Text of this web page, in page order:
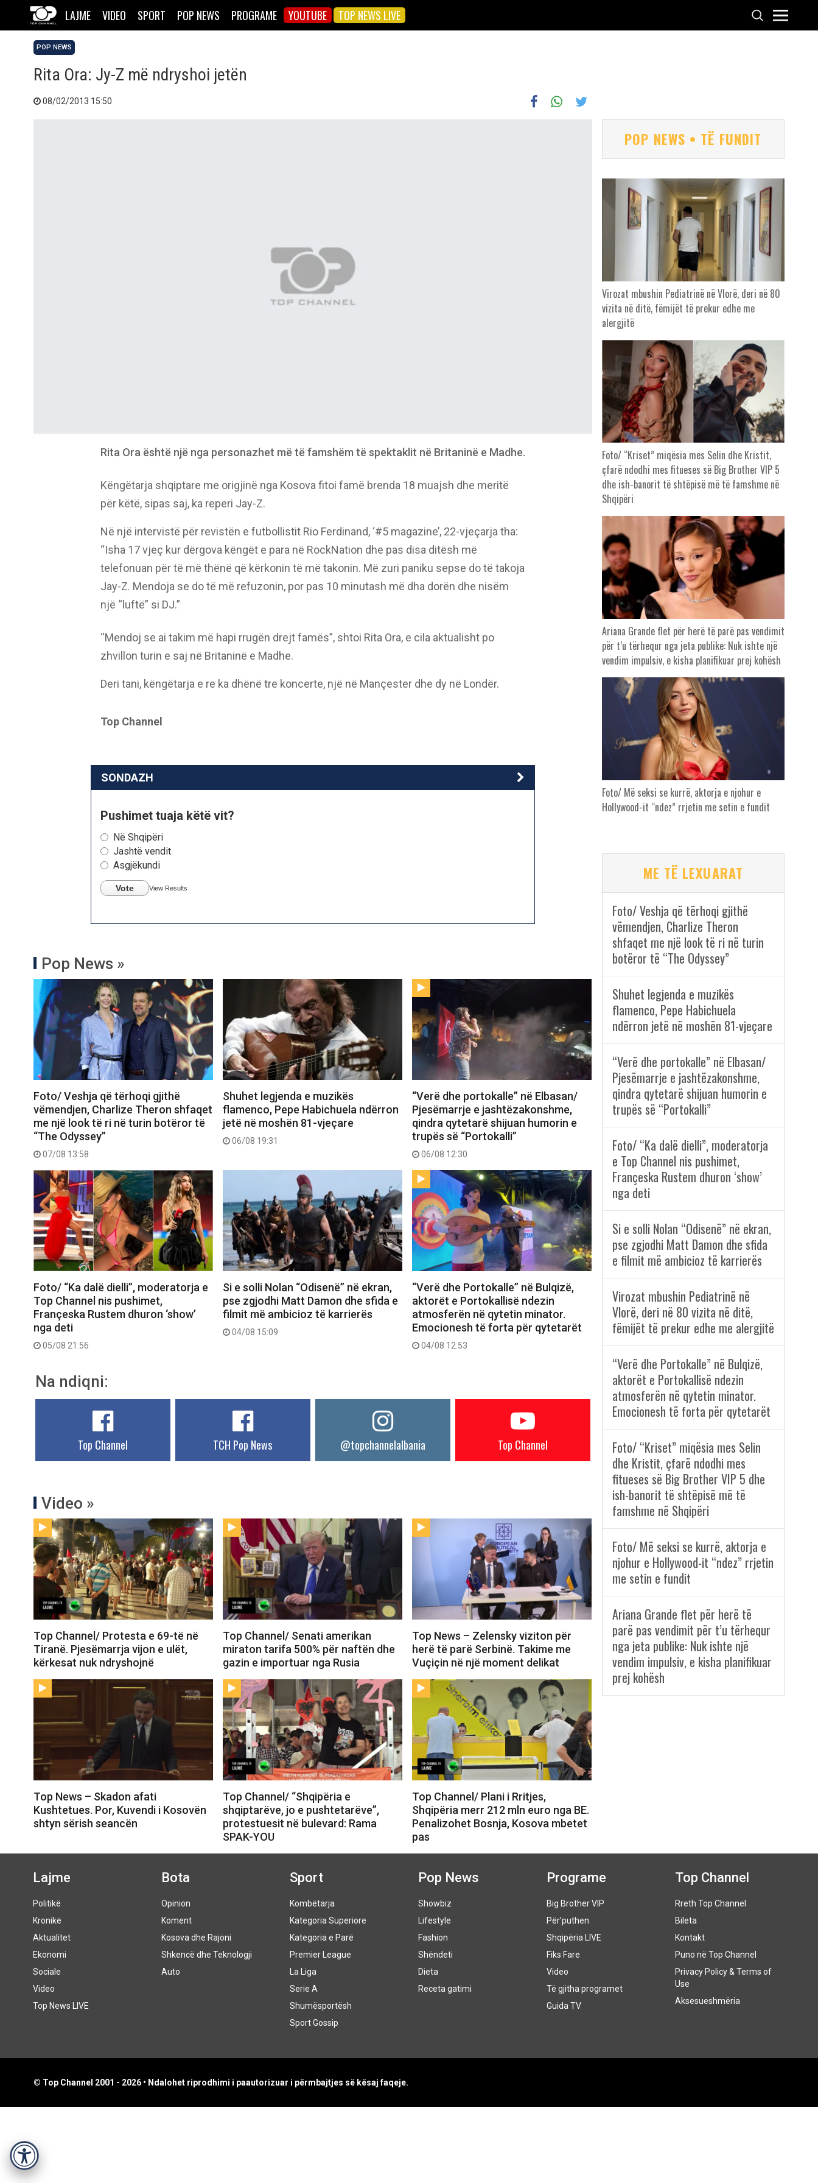
LAJME VIDEO SPORT POP NEWS PROGRAME YOUTUBE TOP NEWS LIVE
Accessibility
POP NEWS
Rita Ora: Jy-Z më ndryshoi jetën
08/02/2013 15:50
Rita Ora është një nga personazhet më të famshëm të spektaklit në Britaninë e Madhe.
Këngëtarja shqiptare me origjinë nga Kosova fitoi famë brenda 18 muajsh dhe meritë
për këtë, sipas saj, ka reperi Jay-Z.
Në një intervistë për revistën e futbollistit Rio Ferdinand, ‘#5 magazine’, 22-vjeçarja tha:
“Isha 17 vjeç kur dërgova këngët e para në RockNation dhe pas disa ditësh më
telefonuan për të më thënë që kërkonin të më takonin. Më zuri paniku sepse do të takoja
Jay-Z. Mendoja se do të më refuzonin, por pas 10 minutash më dha dorën dhe nisëm
një “luftë” si DJ.”
“Mendoj se ai takim më hapi rrugën drejt famës”, shtoi Rita Ora, e cila aktualisht po
zhvillon turin e saj në Britaninë e Madhe.
Deri tani, këngëtarja e re ka dhënë tre koncerte, një në Mançester dhe dy në Londër.
Top Channel
SONDAZH
Pushimet tuaja këtë vit?
Në Shqipëri
Jashtë vendit
Asgjëkundi
Vote View Results
Pop News »
Foto/ Veshja që tërhoqi gjithë
vëmendjen, Charlize Theron shfaqet
me një look të ri në turin botëror të
“The Odyssey”
07/08 13:58
Shuhet legjenda e muzikës
flamenco, Pepe Habichuela ndërron
jetë në moshën 81-vjeçare
06/08 19:31
“Verë dhe portokalle” në Elbasan/
Pjesëmarrje e jashtëzakonshme,
qindra qytetarë shijuan humorin e
trupës së “Portokalli”
06/08 12:30
Foto/ “Ka dalë dielli”, moderatorja e
Top Channel nis pushimet,
Françeska Rustem dhuron ‘show’
nga deti
05/08 21:56
Si e solli Nolan “Odisenë” në ekran,
pse zgjodhi Matt Damon dhe sfida e
filmit më ambicioz të karrierës
04/08 15:09
“Verë dhe Portokalle” në Bulqizë,
aktorët e Portokallisë ndezin
atmosferën në qytetin minator.
Emocionesh të forta për qytetarët
04/08 12:53
Na ndiqni:
Top Channel TCH Pop News @topchannelalbania Top Channel
Video »
Top Channel/ Protesta e 69-të në
Tiranë. Pjesëmarrja vijon e ulët,
kërkesat nuk ndryshojnë
Top Channel/ Senati amerikan
miraton tarifa 500% për naftën dhe
gazin e importuar nga Rusia
Top News – Zelensky viziton për
herë të parë Serbinë. Takime me
Vuçiçin në një moment delikat
Top News – Skadon afati
Kushtetues. Por, Kuvendi i Kosovën
shtyn sërish seancën
Top Channel/ “Shqipëria e
shqiptarëve, jo e pushtetarëve”,
protestuesit në bulevard: Rama
SPAK-YOU
Top Channel/ Plani i Rritjes,
Shqipëria merr 212 mln euro nga BE.
Penalizohet Bosnja, Kosova mbetet
pas
POP NEWS • TË FUNDIT
Virozat mbushin Pediatrinë në Vlorë, deri në 80
vizita në ditë, fëmijët të prekur edhe me
alergjitë
Foto/ “Kriset” miqësia mes Selin dhe Kristit,
çfarë ndodhi mes fitueses së Big Brother VIP 5
dhe ish-banorit të shtëpisë më të famshme në
Shqipëri
Ariana Grande flet për herë të parë pas vendimit
për t’u tërhequr nga jeta publike: Nuk ishte një
vendim impulsiv, e kisha planifikuar prej kohësh
Foto/ Më seksi se kurrë, aktorja e njohur e
Hollywood-it “ndez” rrjetin me setin e fundit
ME TË LEXUARAT
Foto/ Veshja që tërhoqi gjithë
vëmendjen, Charlize Theron
shfaqet me një look të ri në turin
botëror të “The Odyssey”
Shuhet legjenda e muzikës
flamenco, Pepe Habichuela
ndërron jetë në moshën 81-vjeçare
“Verë dhe portokalle” në Elbasan/
Pjesëmarrje e jashtëzakonshme,
qindra qytetarë shijuan humorin e
trupës së “Portokalli”
Foto/ “Ka dalë dielli”, moderatorja
e Top Channel nis pushimet,
Françeska Rustem dhuron ‘show’
nga deti
Si e solli Nolan “Odisenë” në ekran,
pse zgjodhi Matt Damon dhe sfida
e filmit më ambicioz të karrierës
Virozat mbushin Pediatrinë në
Vlorë, deri në 80 vizita në ditë,
fëmijët të prekur edhe me alergjitë
“Verë dhe Portokalle” në Bulqizë,
aktorët e Portokallisë ndezin
atmosferën në qytetin minator.
Emocionesh të forta për qytetarët
Foto/ “Kriset” miqësia mes Selin
dhe Kristit, çfarë ndodhi mes
fitueses së Big Brother VIP 5 dhe
ish-banorit të shtëpisë më të
famshme në Shqipëri
Foto/ Më seksi se kurrë, aktorja e
njohur e Hollywood-it “ndez” rrjetin
me setin e fundit
Ariana Grande flet për herë të
parë pas vendimit për t’u tërhequr
nga jeta publike: Nuk ishte një
vendim impulsiv, e kisha planifikuar
prej kohësh
Lajme
Politikë
Kronikë
Aktualitet
Ekonomi
Sociale
Video
Top News LIVE
Bota
Opinion
Koment
Kosova dhe Rajoni
Shkencë dhe Teknologji
Auto
Sport
Kombëtarja
Kategoria Superiore
Kategoria e Parë
Premier League
La Liga
Serie A
Shumësportësh
Sport Gossip
Pop News
Showbiz
Lifestyle
Fashion
Shëndeti
Dieta
Receta gatimi
Programe
Big Brother VIP
Për’puthen
Shqipëria LIVE
Fiks Fare
Video
Të gjitha programet
Guida TV
Top Channel
Rreth Top Channel
Bileta
Kontakt
Puno në Top Channel
Privacy Policy & Terms of
Use
Aksesueshmëria
© Top Channel 2001 - 2026 • Ndalohet riprodhimi i paautorizuar i përmbajtjes së kësaj faqeje.